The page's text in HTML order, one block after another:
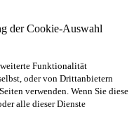
der Cookie-Auswahl
Funktionalität
oder von Drittanbietern
verwenden. Wenn Sie diese
alle dieser Dienste